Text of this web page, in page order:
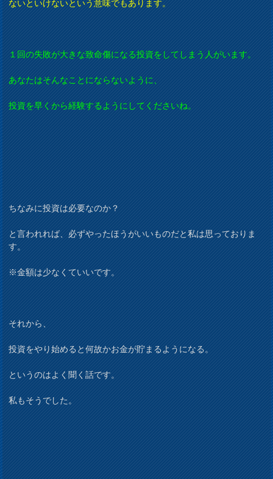
ないといけないという意味でもあります。
１回の失敗が大きな致命傷になる投資をしてしまう人がいます。
あなたはそんなことにならないように、
投資を早くから経験するようにしてくださいね。
ちなみに投資は必要なのか？
と言われれば、必ずやったほうがいいものだと私は思っておりま
す。
※金額は少なくていいです。
それから、
投資をやり始めると何故かお金が貯まるようになる。
というのはよく聞く話です。
私もそうでした。